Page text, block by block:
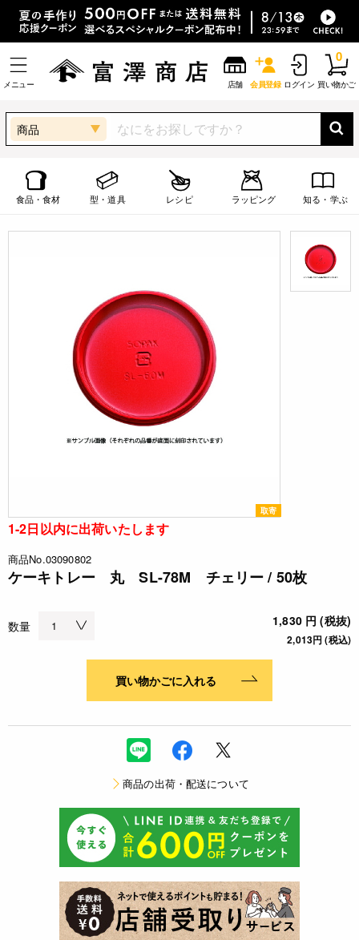
メニュー 店舗 会員登録 ログイン 買い物かご
0
商品
食品・食材 型・道具 レシピ ラッピング 知る・学ぶ
取寄
1-2日以内に出荷いたします
商品No.03090802
ケーキトレー 丸 SL-78M チェリー / 50枚
数量 1,830 円 (税抜)
2,013円 (税込)
買い物かごに入れる
商品の出荷・配送について